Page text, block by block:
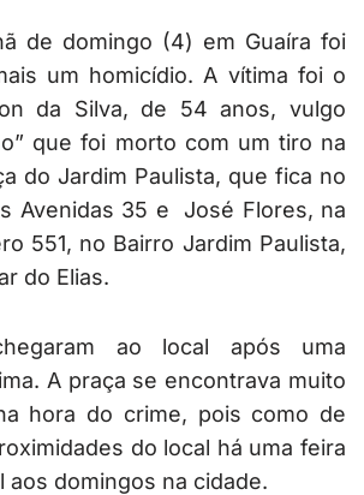
de domingo (4) em Guaíra foi
um homicídio. A vítima foi o
da Silva, de 54 anos, vulgo
que foi morto com um tiro na
do Jardim Paulista, que fica no
Avenidas 35 e José Flores, na
551, no Bairro Jardim Paulista,
do Elias.
ao local após uma
A praça se encontrava muito
hora do crime, pois como de
do local há uma feira
aos domingos na cidade.